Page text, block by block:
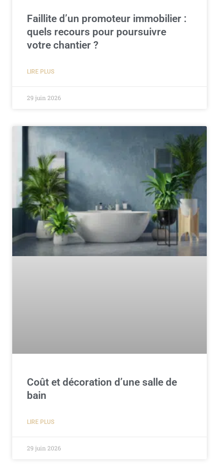
Faillite d’un promoteur immobilier :
quels recours pour poursuivre
votre chantier ?
LIRE PLUS
29 juin 2026
Coût et décoration d’une salle de
bain
LIRE PLUS
29 juin 2026